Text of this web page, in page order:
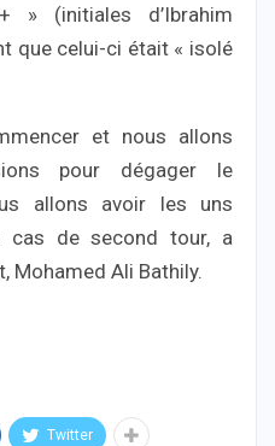
» (initiales d’Ibrahim
que celui-ci était « isolé
et nous allons
pour dégager le
allons avoir les uns
cas de second tour, a
Mohamed Ali Bathily.
Twitter